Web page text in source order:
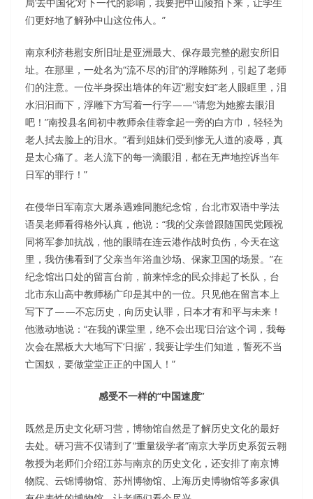
们更好地了解孙中山这位伟人。”
南京利济巷慰安所旧址是亚洲最大、保存最完整的慰安所旧
址。在那里，一处名为“流不尽的泪”的浮雕陈列，引起了老师
们的注意。一位半身探出墙体的年迈“慰安妇”老人眼眶里，泪
水汩汩而下，浮雕下方写着一行字——“请您为她擦去眼泪
吧！”南投县名间初中教师余佳蓉拿起一旁的白方巾，轻轻为
老人拭去脸上的泪水。“看到姐妹们受到惨无人道的凌辱，真
是太心痛了。老人流下的每一滴眼泪，都在无声地控诉当年
日军的罪行！”
在侵华日军南京大屠杀遇难同胞纪念馆，台北市双语中学法
语吴老师看得格外认真，他说：“我的父亲曾跟随国民党顾祝
同将军参加抗战，他的眼睛在连云港作战时负伤，今天在这
里，我仿佛看到了父亲当年浴血沙场、保家卫国的场景。”在
纪念馆出口处的留言台前，前来悼念的民众排起了长队，台
北市东山高中教师杨广印是其中的一位。只见他在留言本上
写下了——不忘历史，向历史认罪，日本才有和平与未来！
他激动地说：“在我的课堂里，绝不会出现‘日治’这个词，我每
次会在黑板大大地写下‘日据’，我要让学生们知道，誓死不当
亡国奴，要做堂堂正正的中国人！”
感受不一样的“中国速度”
既然是历史文化研习营，博物馆自然是了解历史文化的最好
去处。研习营不仅请到了“重量级学者”南京大学历史系贺云翱
教授为老师们介绍江苏与南京的历史文化，还安排了南京博
物院、云锦博物馆、苏州博物馆、上海历史博物馆等多家俱